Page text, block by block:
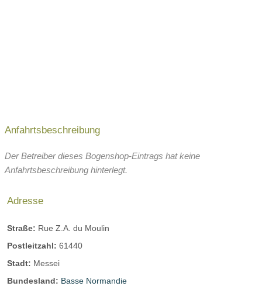
Anfahrtsbeschreibung
Der Betreiber dieses Bogenshop-Eintrags hat keine
Anfahrtsbeschreibung hinterlegt.
Adresse
Straße: Rue Z.A. du Moulin
Postleitzahl: 61440
Stadt: Messei
Bundesland: Basse Normandie